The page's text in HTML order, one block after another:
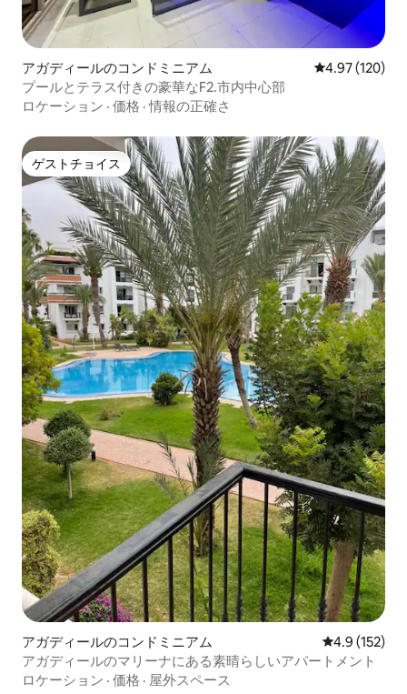
アガディールのコンドミニアム レビュー120
4.97 (120)
プールとテラス付きの豪華なF2.市内中心部
ロケーション · 価格 ·情報の正確さ
ゲストチョイス
ゲストチョイス
アガディールのコンドミニアム レビュー152
4.9 (152)
アガディールのマリーナにある素晴らしいアパートメント
ロケーション · 価格 · 屋外スペース